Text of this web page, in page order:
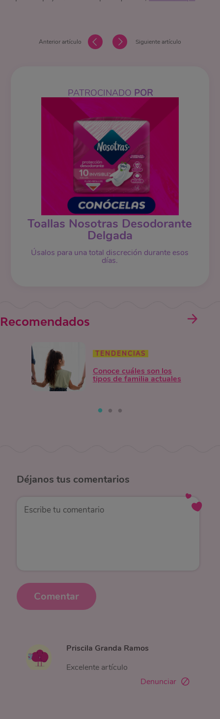
Anterior artículo Siguiente artículo
PATROCINADO POR
Toallas Nosotras Desodorante
Delgada
Úsalos para una total discreción durante esos
días.
Recomendados
TENDENCIAS
Conoce cuáles son los
tipos de familia actuales
Déjanos tus comentarios
Comentar
Priscila Granda Ramos
Excelente artículo
Denunciar